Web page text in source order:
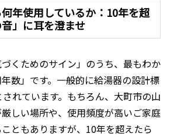
年使用しているか：10年を超
」に耳を澄ませ
くためのサイン」のうち、最もわか
数」です。一般的に給湯器の設計標
れています。もちろん、大町市の山
しい場所や、使用頻度が高いご家庭
ともありますが、10年を超えたら